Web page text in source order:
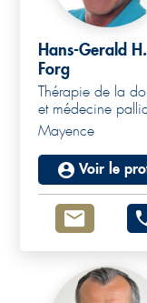
Hans-Gerald H.
Forg
Thérapie de la
et médecine
Mayence
Voir le